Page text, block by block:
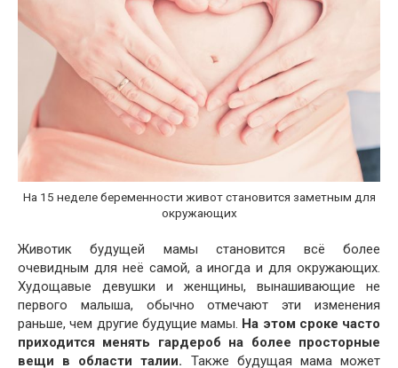
На 15 неделе беременности живот становится заметным для
окружающих
Животик будущей мамы становится всё более
очевидным для неё самой, а иногда и для окружающих.
Худощавые девушки и женщины, вынашивающие не
первого малыша, обычно отмечают эти изменения
раньше, чем другие будущие мамы. На этом сроке часто
приходится менять гардероб на более просторные
вещи в области талии. Также будущая мама может